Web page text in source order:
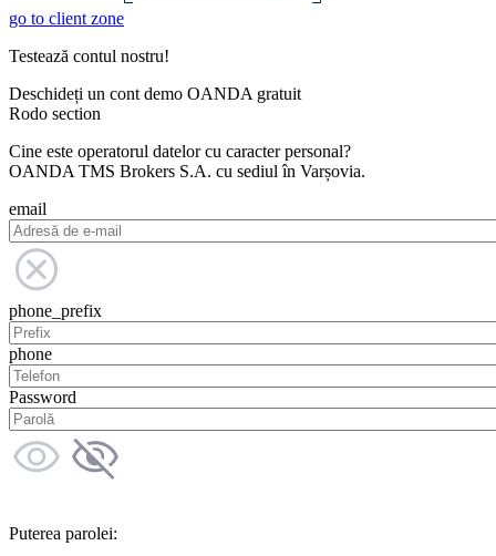
go to client zone
Testează contul nostru!
Deschideți un cont demo OANDA gratuit
Rodo section
Cine este operatorul datelor cu caracter personal?
OANDA TMS Brokers S.A. cu sediul în Varșovia.
email
phone_prefix
phone
Password
Puterea parolei: